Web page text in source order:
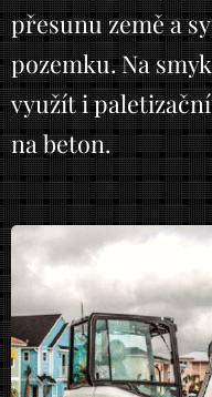
přesunu země a
pozemku. Na
využít i
na beton.